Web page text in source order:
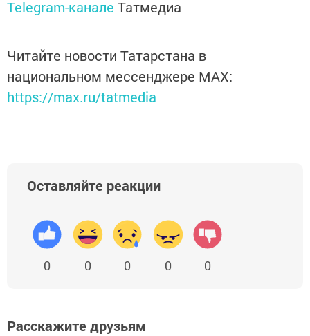
Telegram-канале Татмедиа
Читайте новости Татарстана в
национальном мессенджере MАХ:
https://max.ru/tatmedia
Оставляйте реакции
0 0 0 0 0
Расскажите друзьям